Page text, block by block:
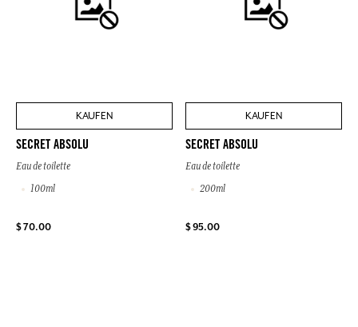
KAUFEN
SECRET ABSOLU
Eau de toilette
100ml
$ 70.00
KAUFEN
SECRET ABSOLU
Eau de toilette
200ml
$ 95.00